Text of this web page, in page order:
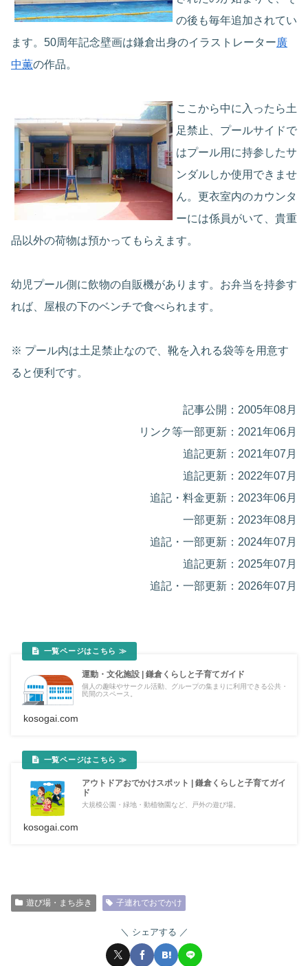
の後も毎年追加されてい
ます。50周年記念壁画は鎌倉出身のイラストレーター廣
中薫の作品。
ここから中に入ったら土
足禁止、プールサイドで
はプール用に持参したサ
ンダルしか使用できませ
ん。更衣室内のカウンタ
ーには係員がいて、貴重
品以外の荷物は預かってもらえます。
幼児プール側に飲物の自販機があります。お弁当を持参す
れば、屋根の下のベンチで食べられます。
※ プール内は土足禁止なので、靴を入れる袋等を用意す
ると便利です。
記事公開：2005年08月
リンク等一部更新：2021年06月
追記更新：2021年07月
追記更新：2022年07月
追記・料金更新：2023年06月
一部更新：2023年08月
追記・一部更新：2024年07月
追記更新：2025年07月
追記・一部更新：2026年07月
運動・文化施設 | 鎌倉くらしと子育てガイド
個人の趣味やサークル活動、グループの集まりに利用できる公共・
民間のスペース。
kosogai.com
アウトドアおでかけスポット | 鎌倉くらしと子育てガイ
ド
大規模公園・緑地・動植物園など、戸外の遊び場。
kosogai.com
遊び場・まち歩き 子連れでおでかけ
シェアする